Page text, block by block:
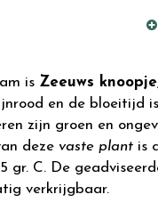
is Zeeuws knoopje
en de bloeitijd
zijn groen en
deze vaste plant is
gr. C. De
verkrijgbaar.